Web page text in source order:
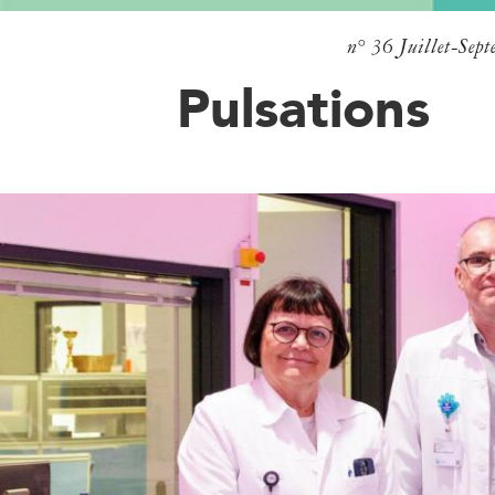
n° 36 Juillet-
Pulsations